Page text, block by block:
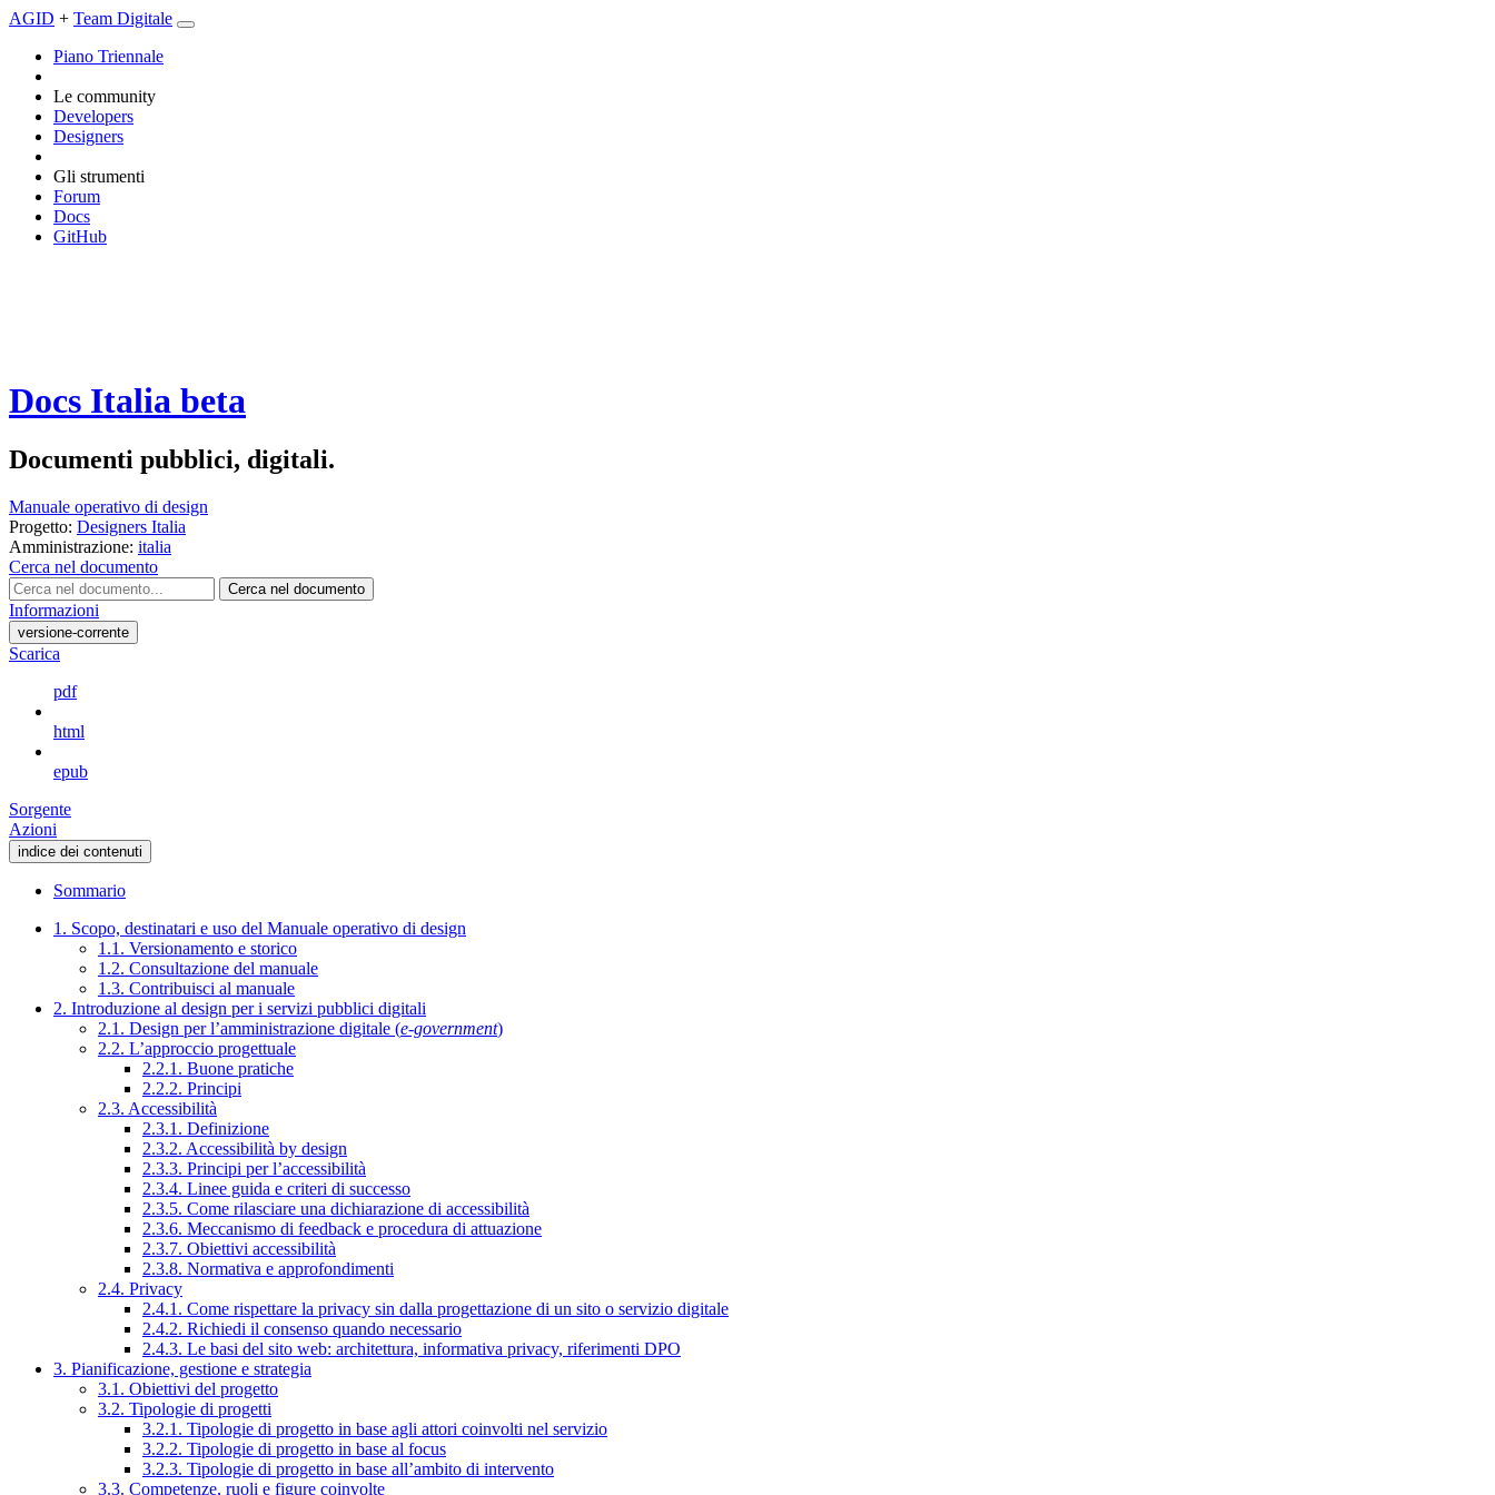
AGID + Team Digitale
Piano Triennale
Le community
Developers
Designers
Gli strumenti
Forum
Docs
GitHub
Docs Italia beta
Documenti pubblici, digitali.
Manuale operativo di design
Progetto: Designers Italia
Amministrazione: italia
Cerca nel documento
Cerca nel documento
Informazioni
versione-corrente
Scarica
pdf
html
epub
Sorgente
Azioni
indice dei contenuti
Sommario
1. Scopo, destinatari e uso del Manuale operativo di design
1.1. Versionamento e storico
1.2. Consultazione del manuale
1.3. Contribuisci al manuale
2. Introduzione al design per i servizi pubblici digitali
2.1. Design per l’amministrazione digitale (e-government)
2.2. L’approccio progettuale
2.2.1. Buone pratiche
2.2.2. Principi
2.3. Accessibilità
2.3.1. Definizione
2.3.2. Accessibilità by design
2.3.3. Principi per l’accessibilità
2.3.4. Linee guida e criteri di successo
2.3.5. Come rilasciare una dichiarazione di accessibilità
2.3.6. Meccanismo di feedback e procedura di attuazione
2.3.7. Obiettivi accessibilità
2.3.8. Normativa e approfondimenti
2.4. Privacy
2.4.1. Come rispettare la privacy sin dalla progettazione di un sito o servizio digitale
2.4.2. Richiedi il consenso quando necessario
2.4.3. Le basi del sito web: architettura, informativa privacy, riferimenti DPO
3. Pianificazione, gestione e strategia
3.1. Obiettivi del progetto
3.2. Tipologie di progetti
3.2.1. Tipologie di progetto in base agli attori coinvolti nel servizio
3.2.2. Tipologie di progetto in base al focus
3.2.3. Tipologie di progetto in base all’ambito di intervento
3.3. Competenze, ruoli e figure coinvolte